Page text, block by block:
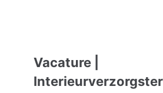
Vacature |